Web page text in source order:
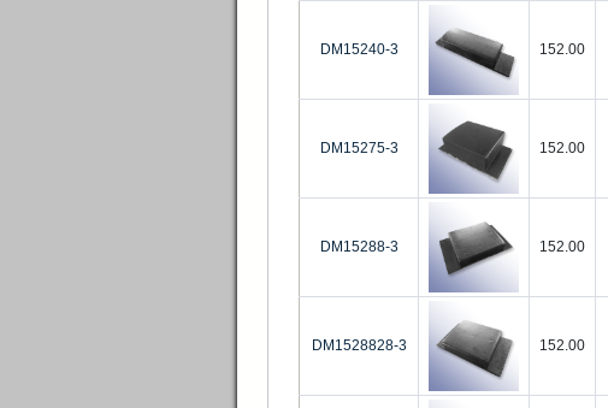
DM15240-3 152.00
DM15275-3 152.00
DM15288-3 152.00
DM1528828-3 152.00